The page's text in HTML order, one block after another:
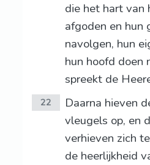
die het hart van
afgoden en hun
navolgen, hun
hun hoofd doen
spreekt de
22
Daarna hieven
vleugels op, en
verhieven zich
de heerlijkheid